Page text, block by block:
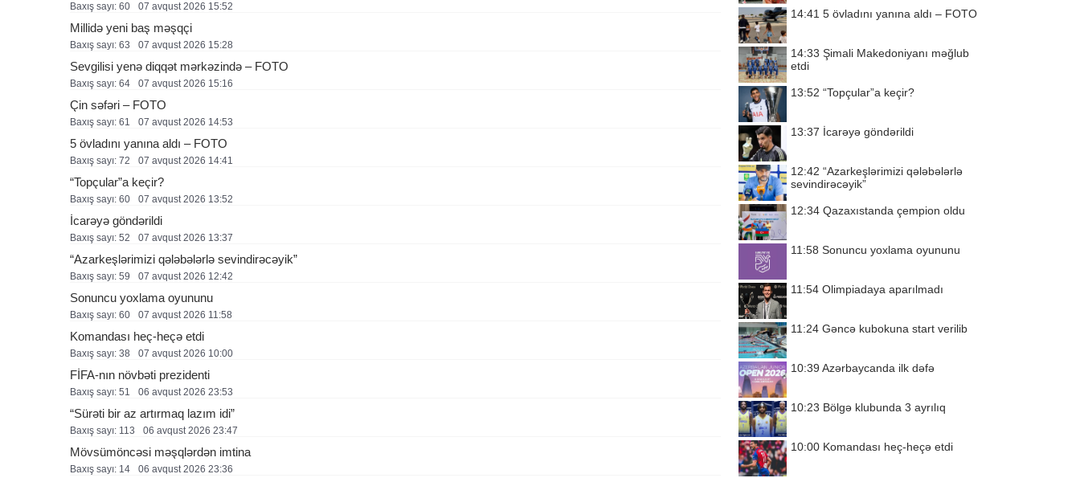
Baxış sayı: 60 07 avqust 2026 15:52
Millidə yeni baş məşqçi
Baxış sayı: 63 07 avqust 2026 15:28
Sevgilisi yenə diqqət mərkəzində – FOTO
Baxış sayı: 64 07 avqust 2026 15:16
Çin səfəri – FOTO
Baxış sayı: 61 07 avqust 2026 14:53
5 övladını yanına aldı – FOTO
Baxış sayı: 72 07 avqust 2026 14:41
“Topçular”a keçir?
Baxış sayı: 60 07 avqust 2026 13:52
İcarəyə göndərildi
Baxış sayı: 52 07 avqust 2026 13:37
“Azarkeşlərimizi qələbələrlə sevindirəcəyik”
Baxış sayı: 59 07 avqust 2026 12:42
Sonuncu yoxlama oyununu
Baxış sayı: 60 07 avqust 2026 11:58
Komandası heç-heçə etdi
Baxış sayı: 38 07 avqust 2026 10:00
FİFA-nın növbəti prezidenti
Baxış sayı: 51 06 avqust 2026 23:53
“Sürəti bir az artırmaq lazım idi”
Baxış sayı: 113 06 avqust 2026 23:47
Mövsümöncəsi məşqlərdən imtina
Baxış sayı: 14 06 avqust 2026 23:36
14:41 5 övladını yanına aldı – FOTO
14:33 Şimali Makedoniyanı məğlub
etdi
13:52 “Topçular”a keçir?
13:37 İcarəyə göndərildi
12:42 “Azarkeşlərimizi qələbələrlə
sevindirəcəyik”
12:34 Qazaxıstanda çempion oldu
11:58 Sonuncu yoxlama oyununu
11:54 Olimpiadaya aparılmadı
11:24 Gəncə kubokuna start verilib
10:39 Azərbaycanda ilk dəfə
10:23 Bölgə klubunda 3 ayrılıq
10:00 Komandası heç-heçə etdi